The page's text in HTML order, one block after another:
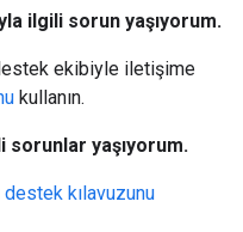
ilgili sorun yaşıyorum.
ekibiyle iletişime
kullanın.
sorunlar yaşıyorum.
kılavuzunu